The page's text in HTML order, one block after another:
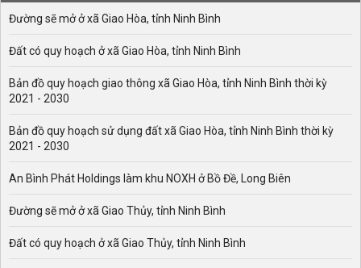
Đường sẽ mở ở xã Giao Hòa, tỉnh Ninh Bình
Đất có quy hoạch ở xã Giao Hòa, tỉnh Ninh Bình
Bản đồ quy hoạch giao thông xã Giao Hòa, tỉnh Ninh Bình thời kỳ
2021 - 2030
Bản đồ quy hoạch sử dụng đất xã Giao Hòa, tỉnh Ninh Bình thời kỳ
2021 - 2030
An Bình Phát Holdings làm khu NOXH ở Bồ Đề, Long Biên
Đường sẽ mở ở xã Giao Thủy, tỉnh Ninh Bình
Đất có quy hoạch ở xã Giao Thủy, tỉnh Ninh Bình